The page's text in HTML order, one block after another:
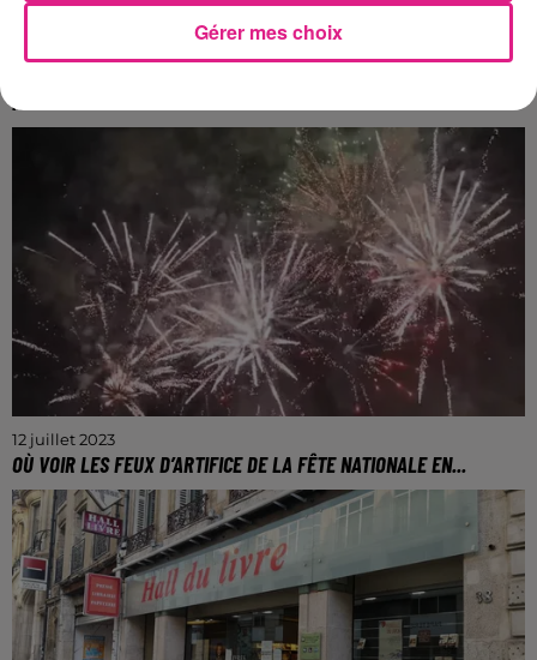
MOSELLE ?
Profitez de shows pyrotechniques pendant trois
jours dans tout le département.
12 juillet 2023
OÙ VOIR LES FEUX D’ARTIFICE DE LA FÊTE NATIONALE EN...
De nombreux feux d'artifice se tiendront les 13, 14 et
15 juillet prochains dans le département.
Gérer mes choix